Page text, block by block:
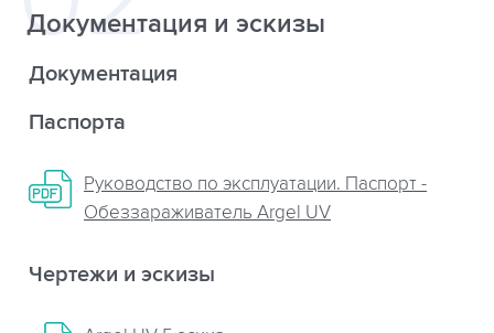
Документация и эскизы
Документация
Паспорта
Руководство по эксплуатации. Паспорт -
Обеззараживатель Argel UV
Чертежи и эскизы